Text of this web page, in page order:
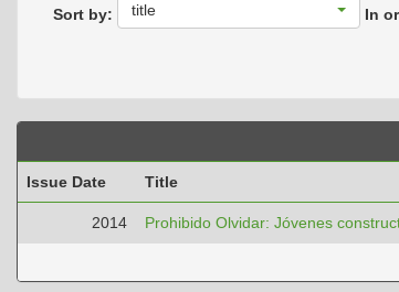
Sort by: title In
Issue Date Title
2014 Prohibido Olvidar: Jóvenes